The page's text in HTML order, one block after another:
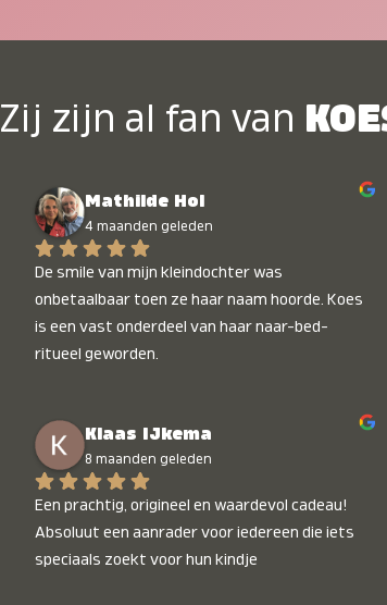
Zij zijn al fan van
Mathilde Hol
4 maanden geleden
De smile van mijn kleindochter was
onbetaalbaar toen ze haar naam hoorde. Koes
is een vast onderdeel van haar naar-bed-
ritueel geworden.
Klaas IJkema
8 maanden geleden
Een prachtig, origineel en waardevol cadeau!
Absoluut een aanrader voor iedereen die iets
speciaals zoekt voor hun kindje